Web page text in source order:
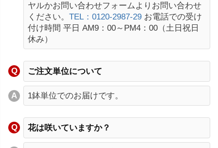
ヤルかお問い合わせフォームよりお問い合わせ
ください。 TEL：0120-2987-29 お電話での受け
付け時間 平日 AM9：00～PM4：00（土日祝日
休み）
ご注文単位について
1鉢単位でのお届けです。
花は咲いていますか？